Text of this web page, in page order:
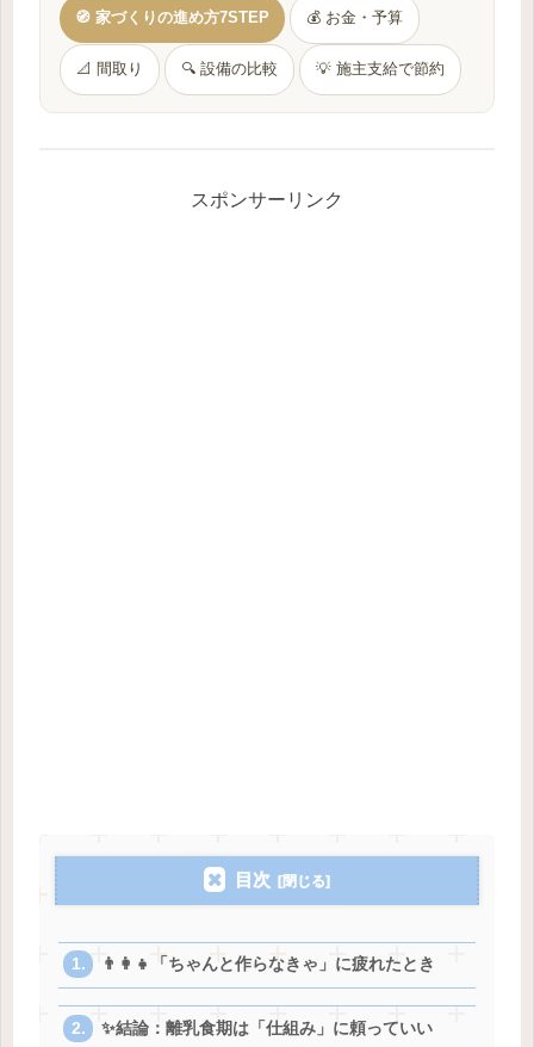
🧭 家づくりの進め方7STEP 💰 お金・予算
📐 間取り 🔍 設備の比較 💡 施主支給で節約
スポンサーリンク
目次
👨‍👩‍👧「ちゃんと作らなきゃ」に疲れたとき
✨結論：離乳食期は「仕組み」に頼っていい